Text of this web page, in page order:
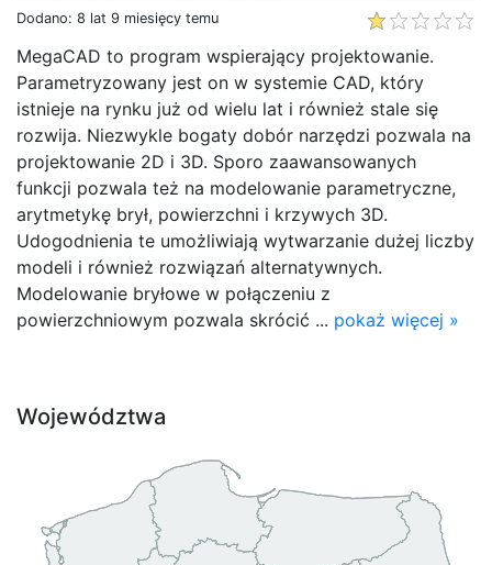
Dodano: 8 lat 9 miesięcy temu
MegaCAD to program wspierający projektowanie.
Parametryzowany jest on w systemie CAD, który
istnieje na rynku już od wielu lat i również stale się
rozwija. Niezwykle bogaty dobór narzędzi pozwala na
projektowanie 2D i 3D. Sporo zaawansowanych
funkcji pozwala też na modelowanie parametryczne,
arytmetykę brył, powierzchni i krzywych 3D.
Udogodnienia te umożliwiają wytwarzanie dużej liczby
modeli i również rozwiązań alternatywnych.
Modelowanie bryłowe w połączeniu z
powierzchniowym pozwala skrócić ... pokaż więcej »
Województwa